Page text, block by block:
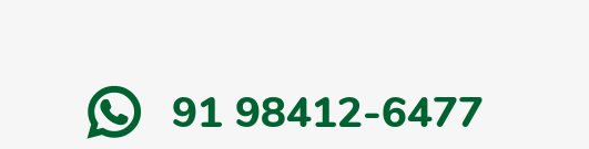
91 98412-6477